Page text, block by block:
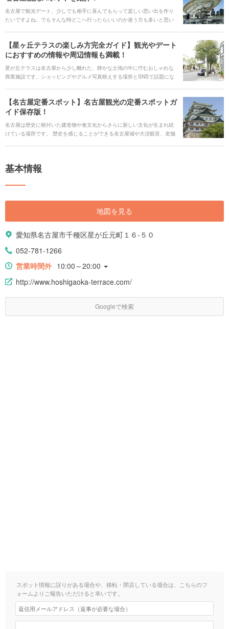
や東山動植物園など家族や恋人と一緒に楽しむことができるスポットが多
いのも特徴的です。そして何と言っても名古屋めしです。八丁味噌の甘い
味付けの味噌カツや味噌煮込みうどん、どて焼き、かと思えばあんかけス
パや台湾まぜそばなどのB級グルメまで勢ぞろいしています。新しいカルチ
ャーと古いカルチャーが入り混じる不思議な都市、名古屋。今回はそんな
名古屋の魅力を余すところなくお伝えします。
名古屋で観光デート、少しでも相手に喜んでもらって楽しい思い出を作り
たいですよね。でもそんな時どこへ行ったらいいのか迷う方も多いと思い
にご紹介したいと思います。
【星ヶ丘テラスの楽しみ方完全ガイド】観光やデート
におすすめの情報や周辺情報も満載！
星が丘テラスは名古屋から少し離れた、静かな土地の中に佇むおしゃれな
商業施設です。ショッピングやグルメ写真映えする場所とSNSで話題にな
べられるだけじゃない、星が丘テラスの魅力をお伝えいたします。
【名古屋定番スポット】名古屋観光の定番スポットガ
イド保存版！
名古屋は歴史に根付いた建造物や食文化からさらに新しい文化が生まれ続
けている場所です。 歴史を感じることができる名古屋城や大須観音、老舗
噌をふんだんに使った濃いめの味の味噌カツや、味噌煮込みうどん、切り
のモーニングの文化があり朝早くから喫茶店がオープンしています。 今回
屋めしのお店を紹介したいと思います。
基本情報
地図を見る
愛知県名古屋市千種区星が丘元町１６-５０
052-781-1266
営業時間外 10:00～20:00
http://www.hoshigaoka-terrace.com/
Googleで検索
スポット情報に誤りがある場合や、移転・閉店している場合は、こちらのフ
ォームよりご報告いただけると幸いです。